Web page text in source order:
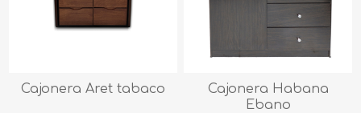
Cajonera Aret tabaco
Cajonera Habana
Ebano